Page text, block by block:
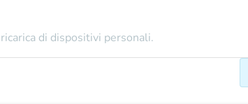
di dispositivi personali.